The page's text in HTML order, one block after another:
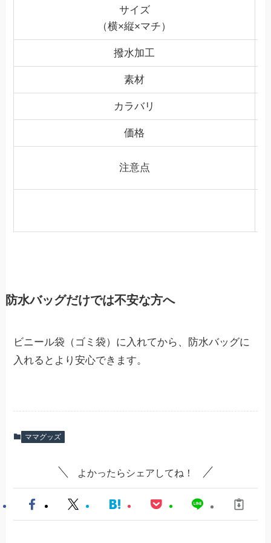
サイズ
（横×縦×マチ）
撥水加工
素材
カラバリ
価格
注意点
防水バッグだけでは不安な方へ
ビニール袋（ゴミ袋）に入れてから、防水バッグに
入れるとより安心できます。
ママグッズ
よかったらシェアしてね！